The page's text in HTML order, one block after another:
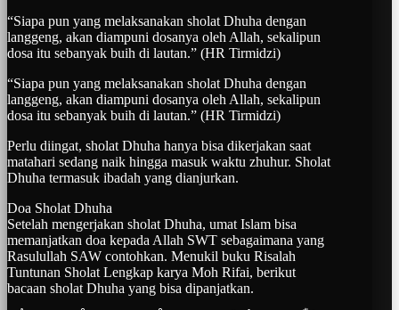
“Siapa pun yang melaksanakan sholat Dhuha dengan
langgeng, akan diampuni dosanya oleh Allah, sekalipun
dosa itu sebanyak buih di lautan.” (HR Tirmidzi)
“Siapa pun yang melaksanakan sholat Dhuha dengan
langgeng, akan diampuni dosanya oleh Allah, sekalipun
dosa itu sebanyak buih di lautan.” (HR Tirmidzi)
Perlu diingat, sholat Dhuha hanya bisa dikerjakan saat
matahari sedang naik hingga masuk waktu zhuhur. Sholat
Dhuha termasuk ibadah yang dianjurkan.
Doa Sholat Dhuha
Setelah mengerjakan sholat Dhuha, umat Islam bisa
memanjatkan doa kepada Allah SWT sebagaimana yang
Rasulullah SAW contohkan. Menukil buku Risalah
Tuntunan Sholat Lengkap karya Moh Rifai, berikut
bacaan sholat Dhuha yang bisa dipanjatkan.